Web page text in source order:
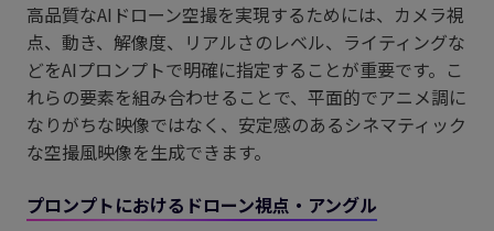
高品質なAIドローン空撮を実現するためには、カメラ視
点、動き、解像度、リアルさのレベル、ライティングな
どをAIプロンプトで明確に指定することが重要です。こ
れらの要素を組み合わせることで、平面的でアニメ調に
なりがちな映像ではなく、安定感のあるシネマティック
な空撮風映像を生成できます。
プロンプトにおけるドローン視点・アングル